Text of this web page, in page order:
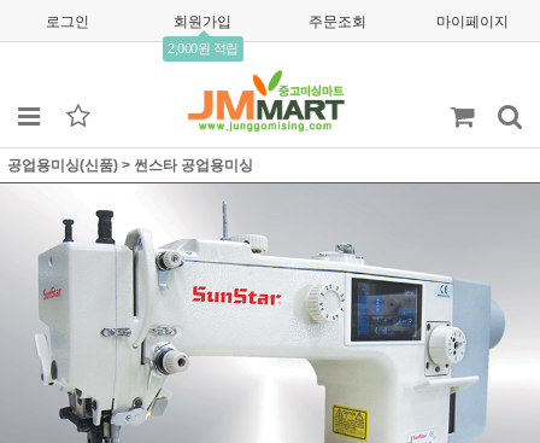
로그인 회원가입
2,000원 적립
주문조회 마이페이지
공업용미싱(신품) > 썬스타 공업용미싱